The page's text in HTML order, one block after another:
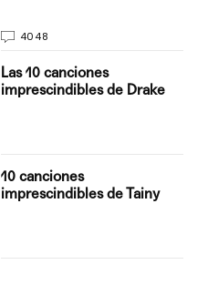
4048
Las 10 canciones
imprescindibles de Drake
10 canciones
imprescindibles de Tainy